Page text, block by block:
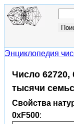
Энциклопедия
Число 62720,
тысячи
Свойства
0xF500: